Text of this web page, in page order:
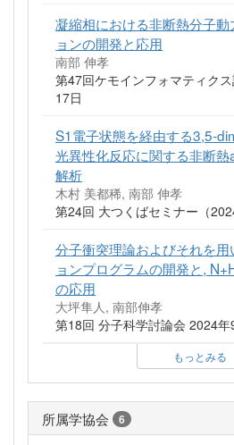
凝縮相における非断熱分子
ョンの開発と応用
南部 伸孝
第47回ケモインフォマティク
17日
S1電子状態を経由する3,5-
光異性化反応に関する非断
解析
木村 美都稀, 南部 伸孝
第24回 大つくばセミナー（
分子衝突理論およびそれを
ョンプログラムの開発と,
の応用
大坪隼人, 南部伸孝
第18回 分子科学討論会 2024年
もっとみる
所属学協会 6